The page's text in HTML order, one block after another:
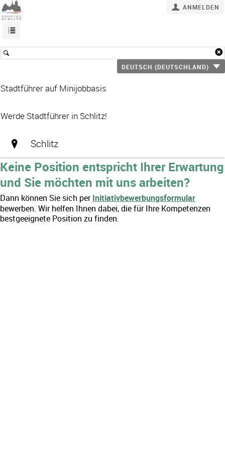
ANMELDEN
DEUTSCH (DEUTSCHLAND)
Stadtführer auf Minijobbasis
Werde Stadtführer in Schlitz!
Schlitz
Keine Position entspricht Ihrer Erwartung
und Sie möchten mit uns arbeiten?
Dann können Sie sich perInitiativbewerbungsformular
bewerben. Wir helfen Ihnen dabei, die für Ihre Kompetenzen
bestgeeignete Position zu finden.